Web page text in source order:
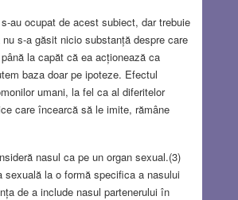
au ocupat de acest subiect, dar trebuie
s-a găsit nicio substanță despre care
la capăt că ea acționează ca
baza doar pe ipoteze. Efectul
umani, la fel ca al diferitelor
care încearcă să le imite, rămâne
nasul ca pe un organ sexual.(3)
sexuală la o formă specifica a nasului
de a include nasul partenerului în